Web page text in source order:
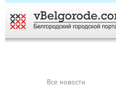
Все новости